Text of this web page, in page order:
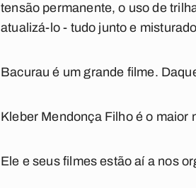
tensão permanente, o uso de
atualizá-lo - tudo junto e
Bacurau é um grande filme.
Kleber Mendonça Filho é o maior
Ele e seus filmes estão aí a nos